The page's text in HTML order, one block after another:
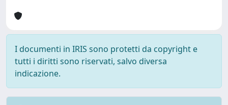
I documenti in IRIS sono protetti da copyright e
tutti i diritti sono riservati, salvo diversa
indicazione.